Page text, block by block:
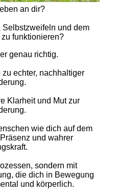
an dir?
und dem
funktionieren?
genau richtig.
echter, nachhaltiger
Klarheit und Mut zur
wie dich auf dem
und wahrer
sondern mit
die dich in Bewegung
und körperlich.